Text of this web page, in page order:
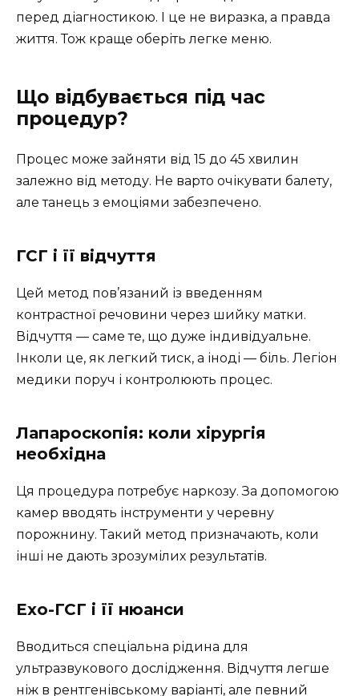
перед діагностикою. І це не виразка, а правда
життя. Тож краще оберіть легке меню.
Що відбувається під час
процедур?
Процес може зайняти від 15 до 45 хвилин
залежно від методу. Не варто очікувати балету,
але танець з емоціями забезпечено.
ГСГ і її відчуття
Цей метод пов’язаний із введенням
контрастної речовини через шийку матки.
Відчуття — саме те, що дуже індивідуальне.
Інколи це, як легкий тиск, а іноді — біль. Легіон
медики поруч і контролюють процес.
Лапароскопія: коли хірургія
необхідна
Ця процедура потребує наркозу. За допомогою
камер вводять інструменти у черевну
порожнину. Такий метод призначають, коли
інші не дають зрозумілих результатів.
Ехо-ГСГ і її нюанси
Вводиться спеціальна рідина для
ультразвукового дослідження. Відчуття легше
ніж в рентгенівському варіанті, але певний